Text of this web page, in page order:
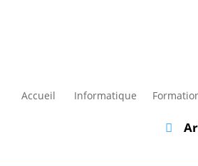
Accueil Informatique